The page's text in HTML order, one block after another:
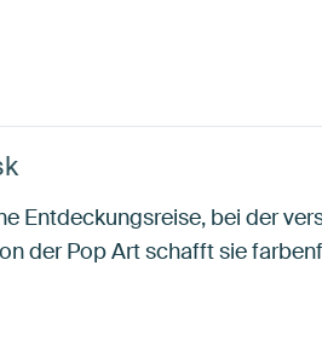
Entdeckungsreise, bei der
der Pop Art schafft sie